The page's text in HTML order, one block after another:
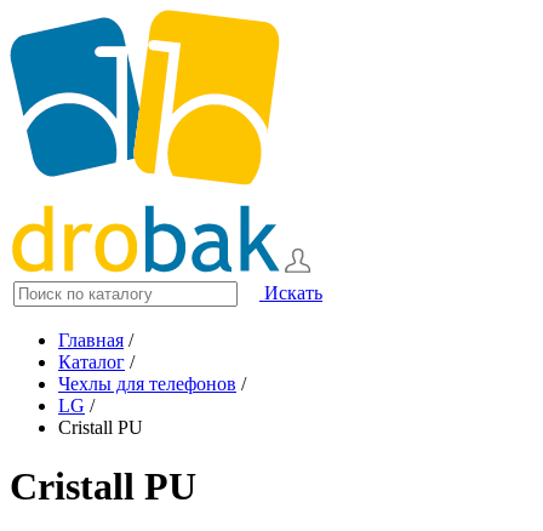
Искать
Главная /
Каталог /
Чехлы для телефонов /
LG /
Cristall PU
Cristall PU